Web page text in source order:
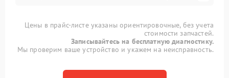
Цены в прайс-листе указаны ориентировочные, без учета
стоимости запчастей.
Записывайтесь на бесплатную диагностику.
Мы проверим ваше устройство и укажем на неисправность.